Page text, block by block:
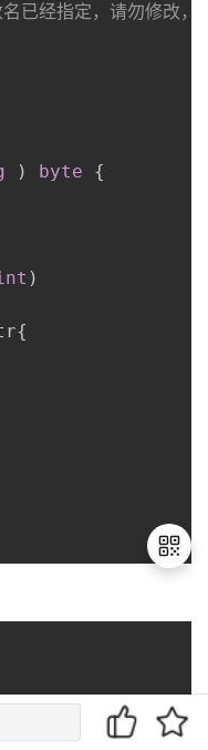
已经指定，请勿修改，
) byte
{
)
{